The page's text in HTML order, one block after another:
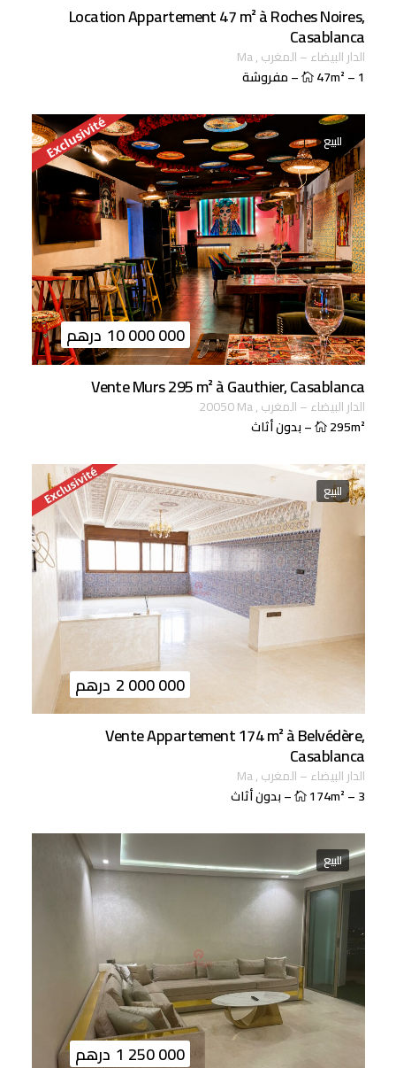
Location Appartement 47 m² à Roches Noires,
Casablanca
الدار البيضاء– المغرب,
ma
47m²–1
–مفروشة
للبيع
10 000 000 درهم
Vente Murs 295 m² à Gauthier, Casablanca
الدار البيضاء– المغرب,
ma
20050
295m²
–بدون أثاث
للبيع
2 000 000 درهم
Vente Appartement 174 m² à Belvédère,
Casablanca
الدار البيضاء– المغرب,
ma
174m²–3
–بدون أثاث
للبيع
1 250 000 درهم